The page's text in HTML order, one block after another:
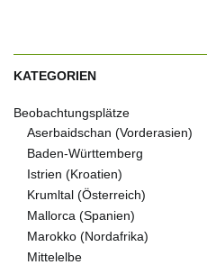
KATEGORIEN
Beobachtungsplätze
Aserbaidschan (Vorderasien)
Baden-Württemberg
Istrien (Kroatien)
Krumltal (Österreich)
Mallorca (Spanien)
Marokko (Nordafrika)
Mittelelbe